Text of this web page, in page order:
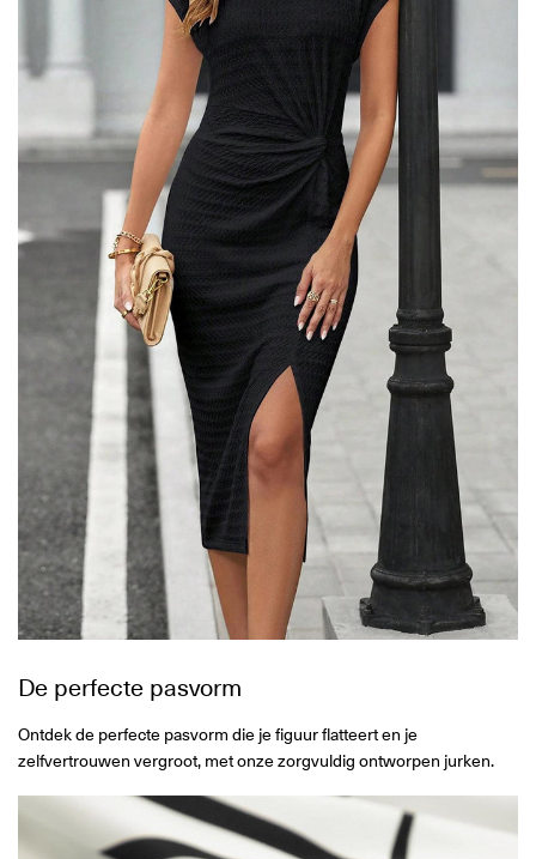
De perfecte pasvorm
Ontdek de perfecte pasvorm die je figuur flatteert en je
zelfvertrouwen vergroot, met onze zorgvuldig ontworpen jurken.